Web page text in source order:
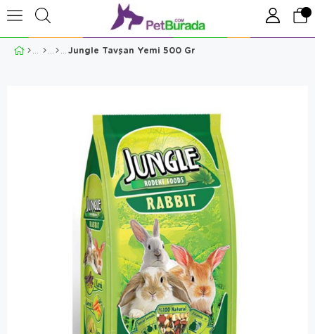
Jungle Tavşan Yemi 500 Gr